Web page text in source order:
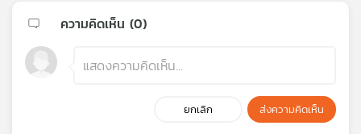
ความคิดเห็น (0)
ยกเลิก ส่งความคิดเห็น